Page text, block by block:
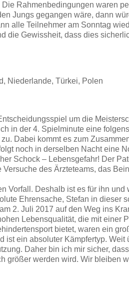
Rahmenbedingungen waren
Jungs gegangen wäre, dann
alle Teilnehmer am Sonntag
die Gewissheit, dass dies
Niederlande, Türkei, Polen
um die
in der 4. Spielminute eine
Dabei kommt es zum
noch in derselben Nacht eine
Schock – Lebensgefahr! Der
des Ärzteteams, das
Vorfall. Deshalb ist es für ihn und
Ehrensache, Stefan in dieser
2. Juli 2017 auf den Weg ins
Lebensqualität, die mit einer
bietet, waren ein
ist ein absoluter Kämpfertyp. Weit
Daher bin ich mir sicher,
größer werden wird. Wir bleiben